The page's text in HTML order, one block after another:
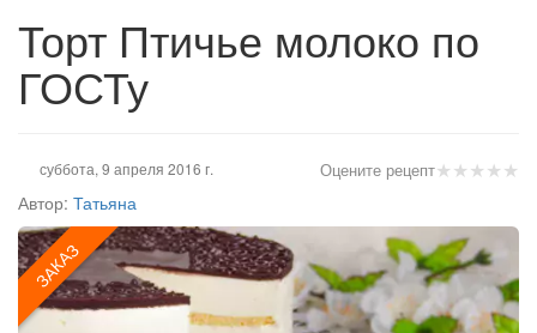
Торт Птичье молоко по
ГОСТу
★★★★★
Оцените рецепт
суббота, 9 апреля 2016 г.
Автор: Татьяна
ЗАКАЗ